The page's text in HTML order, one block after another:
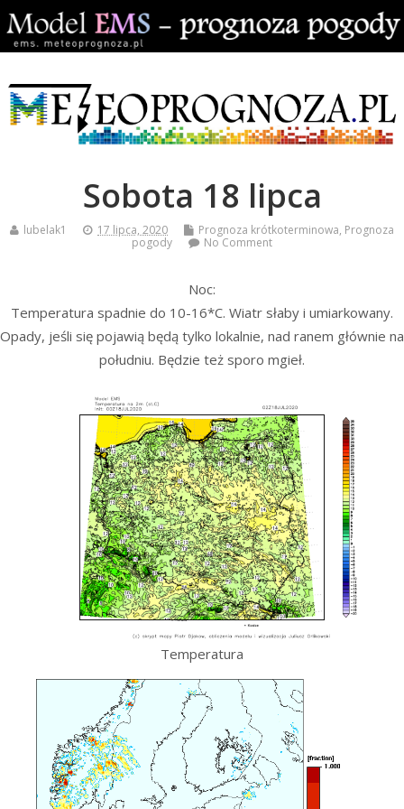
Sobota 18 lipca
lubelak1 17 lipca, 2020 Prognoza krótkoterminowa, Prognoza
pogody
No Comment
Noc:
Temperatura spadnie do 10-16*C. Wiatr słaby i umiarkowany.
Opady, jeśli się pojawią będą tylko lokalnie, nad ranem głównie na
południu. Będzie też sporo mgieł.
Temperatura